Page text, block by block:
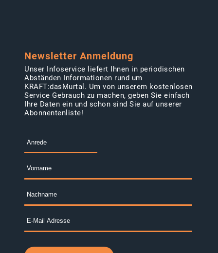
Newsletter Anmeldung
Unser Infoservice liefert Ihnen in periodischen
Abständen Informationen rund um
KRAFT:dasMurtal. Um von unserem kostenlosen
Service Gebrauch zu machen, geben Sie einfach
Ihre Daten ein und schon sind Sie auf unserer
Abonnentenliste!